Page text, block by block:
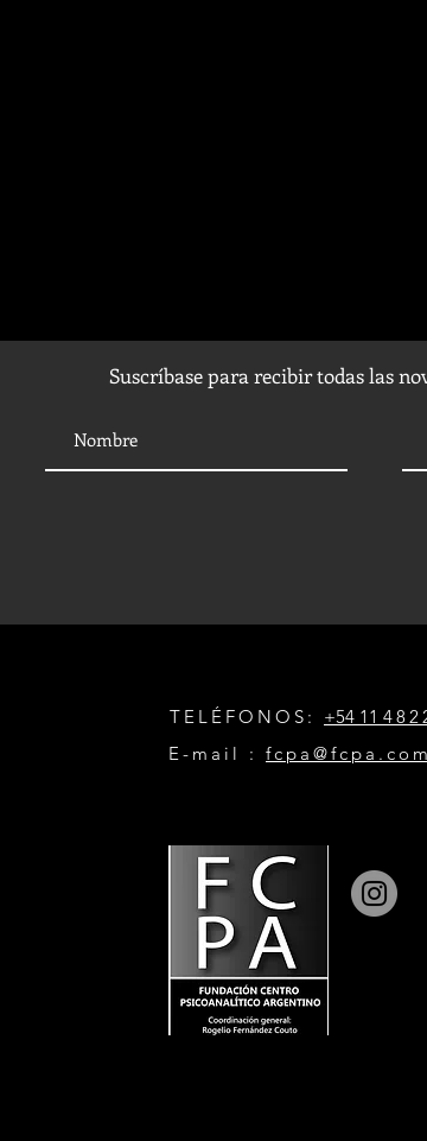
Suscríbase para recibir todas las
TELÉFONOS: +54 11
E-mail :